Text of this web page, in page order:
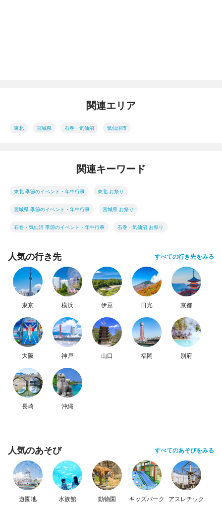
関連エリア
東北 宮城県 石巻・気仙沼 気仙沼市
関連キーワード
東北 季節のイベント・年中行事 東北 お祭り
宮城県 季節のイベント・年中行事 宮城県 お祭り
石巻・気仙沼 季節のイベント・年中行事 石巻・気仙沼 お祭り
人気の行き先 すべての行き先をみる
東京 横浜 伊豆 日光 京都
大阪 神戸 山口 福岡 別府
長崎 沖縄
人気のあそび すべてのあそびをみる
遊園地 水族館 動物園 キッズパーク アスレチック